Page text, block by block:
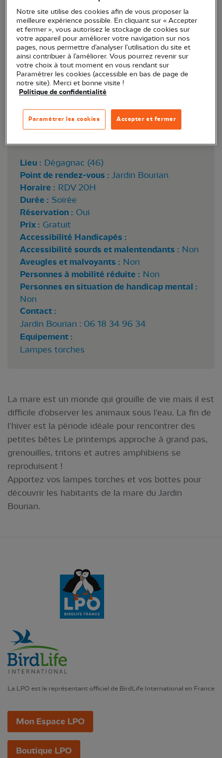
Bourian.
Lieu : Dégagnac (46)
Point de rendez-vous : Jardin Bourian
Horaire : RDV 20H
Durée : Soirée
Réservation : Oui
Prix : Gratuit
Accessibilité Handicapés :
Accessibilité sourds et malentendants : Non
Aveugles et malvoyants : Non
Personnes à mobilité réduite : Non
Personnes en situation de handicap mental :
Non
Contact :
Jardin Bourian : 06 18 34 96 34
Equipement :
Lampes torches
La mare est un monde qui grouille de vie mais il est
difficile d'observer les animaux sous l'eau. La fin de
l'hiver est la période idéale pour rencontrer des
petites bêtes Le printemps approche à grand pas,
grenouilles, tritons et autres amphibiens se
reproduisent !
Apportez vos lampes torches et vos bottes pour
découvrir les habitants de la mare du Jardin
Bourian.
La LPO est le représentant officiel de BirdLife International en France
Mon Espace LPO
Boutique LPO
Notre site utilise des cookies afin de vous proposer la
meilleure expérience possible. En cliquant sur « Accepter
et fermer », vous autorisez le stockage de cookies sur
votre appareil pour améliorer votre navigation sur nos
pages, nous permettre d’analyser l’utilisation du site et
ainsi contribuer à l’améliorer. Vous pourrez revenir sur
votre choix à tout moment en vous rendant sur
Paramétrer les cookies (accessible en bas de page de
notre site). Merci et bonne visite !
Politique de confidentialité
Accepter et fermer
Paramétrer les cookies